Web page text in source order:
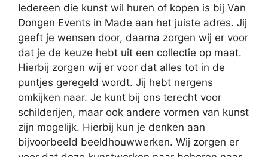
Iedereen die kunst wil huren of kopen is bij Van
Dongen Events in Made aan het juiste adres. Jij
geeft je wensen door, daarna zorgen wij er voor
dat je de keuze hebt uit een collectie op maat.
Hierbij zorgen wij er voor dat alles tot in de
puntjes geregeld wordt. Jij hebt nergens
omkijken naar. Je kunt bij ons terecht voor
schilderijen, maar ook andere vormen van kunst
zijn mogelijk. Hierbij kun je denken aan
bijvoorbeeld beeldhouwwerken. Wij zorgen er